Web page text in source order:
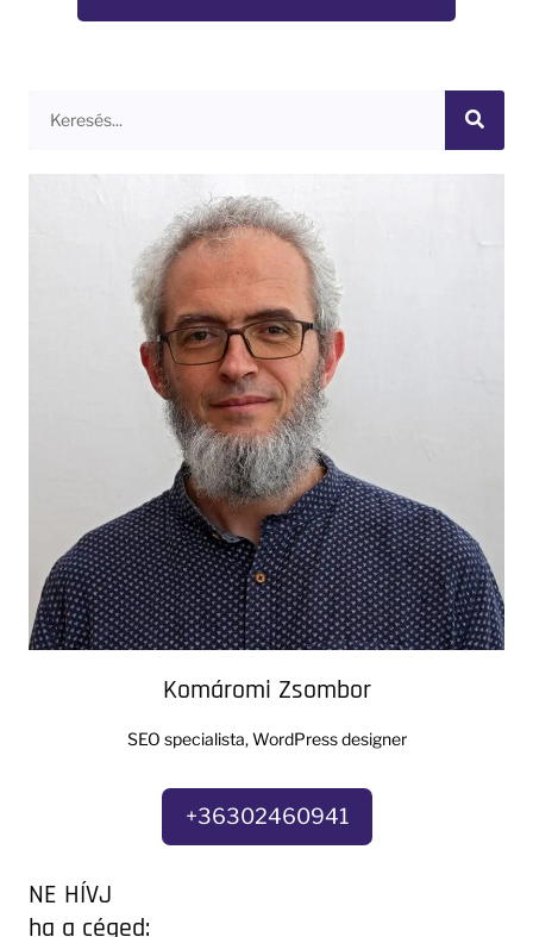
Komáromi Zsombor
SEO specialista, WordPress designer
+36302460941
NE HÍVJ
ha a céged: